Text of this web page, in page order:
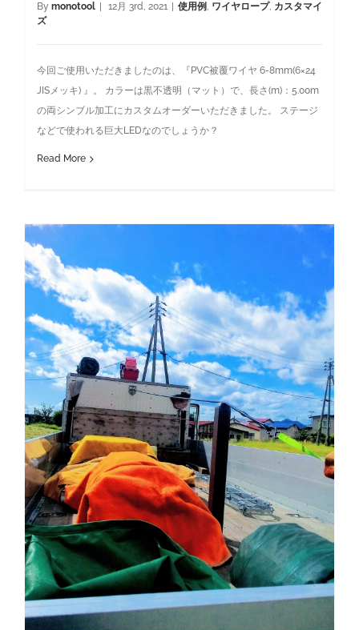
By monotool 12月 3rd, 2021 使用例, ワイヤロープ, カスタマイ
ズ
今回ご使用いただきましたのは、『PVC被覆ワイヤ 6-8mm(6×24
JISメッキ) 』。 カラーは黒不透明（マット）で、長さ(m)：5.00m
の両シンブル加工にカスタムオーダーいただきました。 ステージ
などで使われる巨大LEDなのでしょうか？
Read More